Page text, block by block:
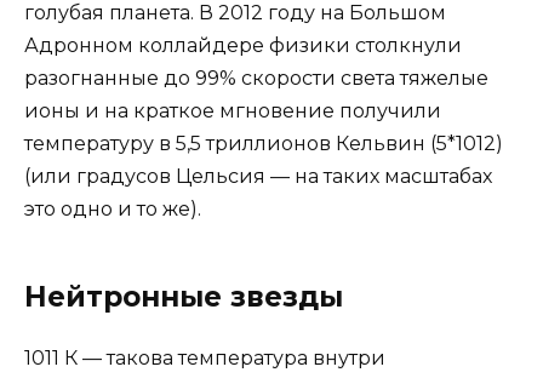
голубая планета. В 2012 году на Большом
Адронном коллайдере физики столкнули
разогнанные до 99% скорости света тяжелые
ионы и на краткое мгновение получили
температуру в 5,5 триллионов Кельвин (5*1012)
(или градусов Цельсия — на таких масштабах
это одно и то же).
Нейтронные звезды
1011 К — такова температура внутри